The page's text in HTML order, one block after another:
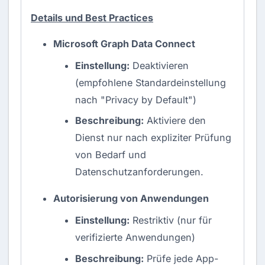
Details und Best Practices
Microsoft Graph Data Connect
Einstellung: Deaktivieren
(empfohlene Standardeinstellung
nach "Privacy by Default")
Beschreibung: Aktiviere den
Dienst nur nach expliziter Prüfung
von Bedarf und
Datenschutzanforderungen.
Autorisierung von Anwendungen
Einstellung: Restriktiv (nur für
verifizierte Anwendungen)
Beschreibung: Prüfe jede App-